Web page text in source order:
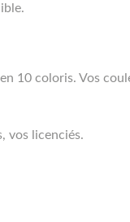
10 coloris. Vos
vos licenciés.